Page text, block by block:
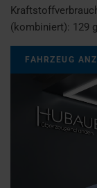
(kombiniert): 129
FAHRZEUG